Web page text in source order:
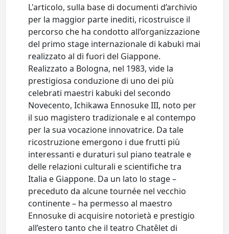
L'articolo, sulla base di documenti d’archivio
per la maggior parte inediti, ricostruisce il
percorso che ha condotto all’organizzazione
del primo stage internazionale di kabuki mai
realizzato al di fuori del Giappone.
Realizzato a Bologna, nel 1983, vide la
prestigiosa conduzione di uno dei più
celebrati maestri kabuki del secondo
Novecento, Ichikawa Ennosuke III, noto per
il suo magistero tradizionale e al contempo
per la sua vocazione innovatrice. Da tale
ricostruzione emergono i due frutti più
interessanti e duraturi sul piano teatrale e
delle relazioni culturali e scientifiche tra
Italia e Giappone. Da un lato lo stage –
preceduto da alcune tournée nel vecchio
continente – ha permesso al maestro
Ennosuke di acquisire notorietà e prestigio
all’estero tanto che il teatro Chatêlet di